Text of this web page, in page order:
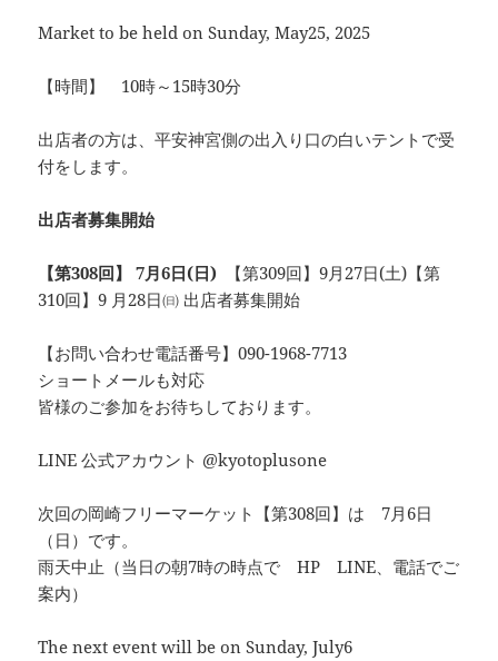
Market to be held on Sunday, May25, 2025
【時間】 10時～15時30分
出店者の方は、平安神宮側の出入り口の白いテントで受
付をします。
出店者募集開始
【第308回】 7月6日(日)
【第309回】9月27日(土)【第
310回】9 月28日㈰ 出店者募集開始
【お問い合わせ電話番号】090-1968-7713
ショートメールも対応
皆様のご参加をお待ちしております。
LINE 公式アカウント @kyotoplusone
次回の岡崎フリーマーケット【第308回】は 7月6日
（日）です。
雨天中止（当日の朝7時の時点で HP LINE、電話でご
案内）
The next event will be on Sunday, July6